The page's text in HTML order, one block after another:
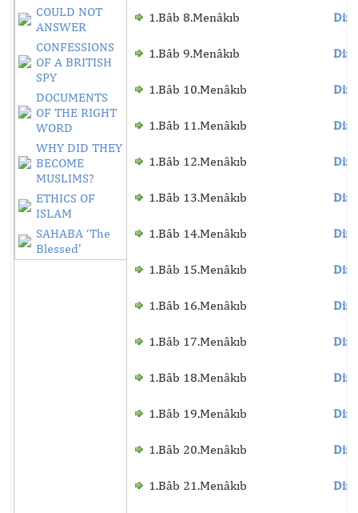
COULD NOT
ANSWER
CONFESSIONS
OF A BRITISH
SPY
DOCUMENTS
OF THE RIGHT
WORD
WHY DID THEY
BECOME
MUSLIMS?
ETHICS OF
ISLAM
SAHABA ‘The
Blessed’
1.Bâb 8.Menâkıb
1.Bâb 9.Menâkıb
1.Bâb 10.Menâkıb
1.Bâb 11.Menâkıb
1.Bâb 12.Menâkıb
1.Bâb 13.Menâkıb
1.Bâb 14.Menâkıb
1.Bâb 15.Menâkıb
1.Bâb 16.Menâkıb
1.Bâb 17.Menâkıb
1.Bâb 18.Menâkıb
1.Bâb 19.Menâkıb
1.Bâb 20.Menâkıb
1.Bâb 21.Menâkıb